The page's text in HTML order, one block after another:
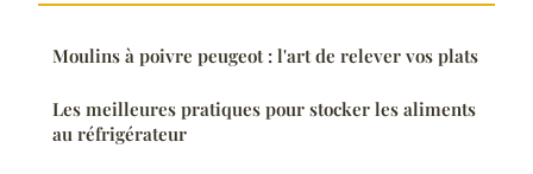
Moulins à poivre peugeot : l'art de relever vos plats
Les meilleures pratiques pour stocker les aliments
au réfrigérateur